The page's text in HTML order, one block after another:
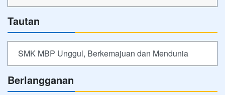
Tautan
SMK MBP Unggul, Berkemajuan dan Mendunia
Berlangganan